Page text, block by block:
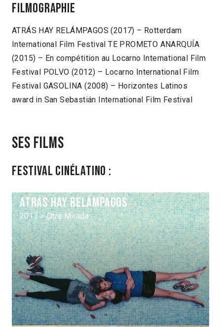
Filmographie
ATRÁS HAY RELÁMPAGOS (2017) – Rotterdam
International Film Festival TE PROMETO ANARQUÍA
(2015) – En compétition au Locarno International Film
Festival POLVO (2012) – Locarno International Film
Festival GASOLINA (2008) – Horizontes Latinos
award in San Sebastián International Film Festival
Ses films
Festival Cinélatino :
Atrás hay relámpagos
2017 > Otra Mirada